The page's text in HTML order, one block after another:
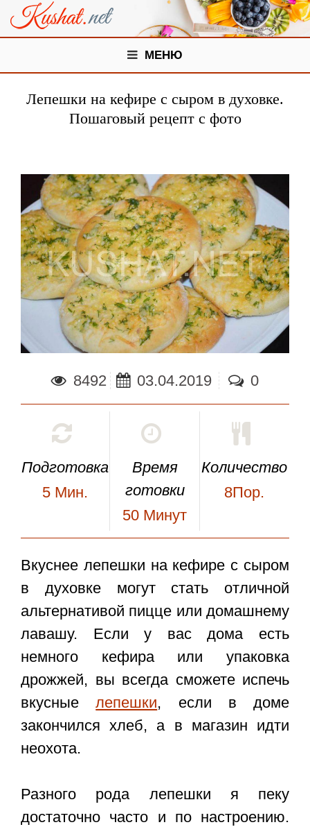
МЕНЮ
Лепешки на кефире с сыром в духовке.
Пошаговый рецепт с фото
8492 03.04.2019 0
Подготовка
5 Мин.
Время
готовки
50 Минут
Количество
8Пор.
Вкуснее лепешки на кефире с сыром
в духовкемогут стать отличной
альтернативой пицце или домашнему
лавашу. Если у вас дома есть
немного кефира или упаковка
дрожжей, вы всегда сможете испечь
вкусныелепешки, если в доме
закончился хлеб, а в магазин идти
неохота.
Разного рода лепешки я пеку
достаточно часто и по настроению.